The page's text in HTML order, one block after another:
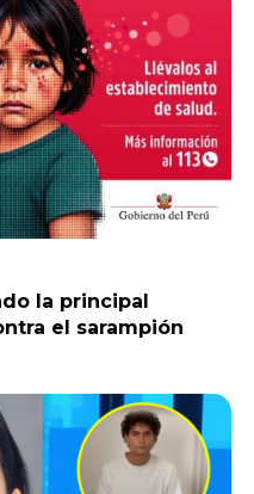
la principal
el sarampión